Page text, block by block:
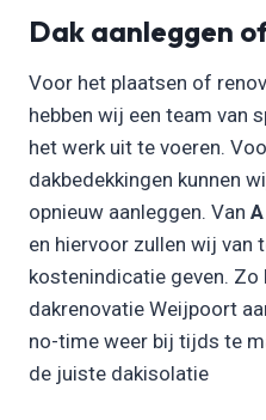
Dak aanleggen
Voor het plaatsen of
hebben wij een team van
het werk uit te voeren.
dakbedekkingen kunnen
opnieuw aanleggen. Van
en hiervoor zullen wij van
kostenindicatie geven.
dakrenovatie Weijpoort
no-time weer bij tijds te
de juiste dakisolatie